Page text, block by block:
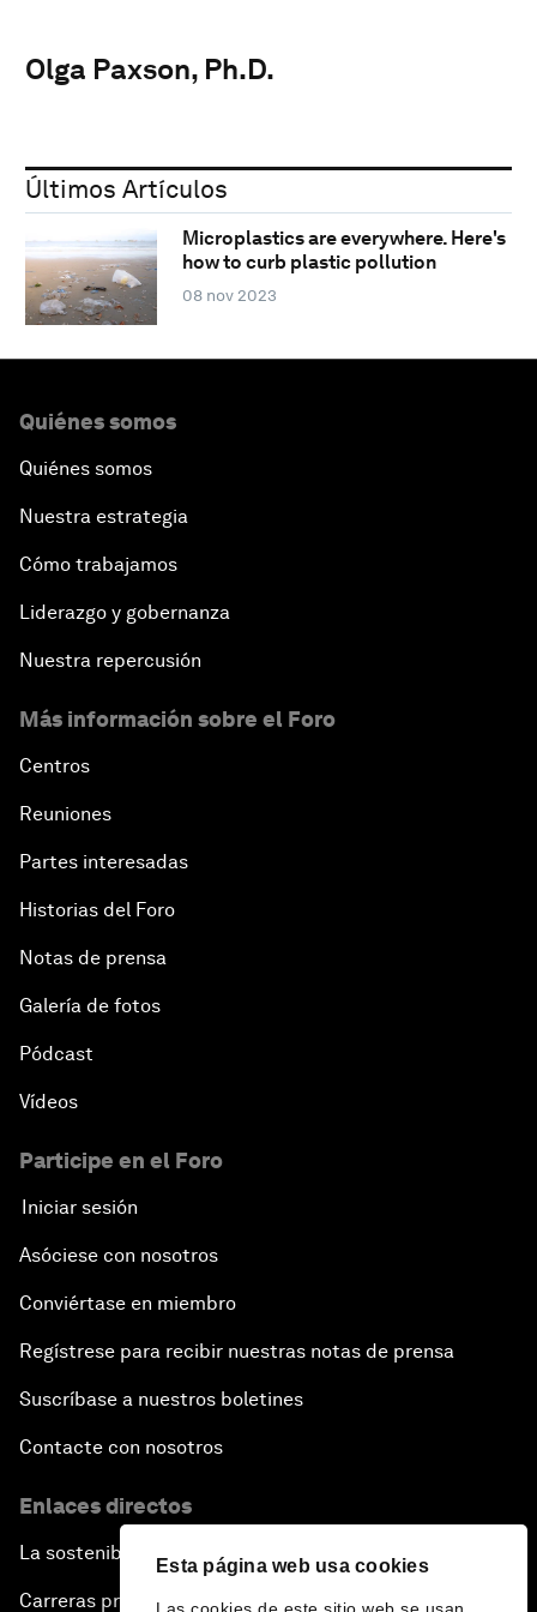
Esta página web usa cookies
Olga Paxson, Ph.D.
Últimos Artículos
Microplastics are everywhere. Here's
how to curb plastic pollution
08 nov 2023
Quiénes somos
Quiénes somos
Nuestra estrategia
Cómo trabajamos
Liderazgo y gobernanza
Nuestra repercusión
Más información sobre el Foro
Centros
Reuniones
Partes interesadas
Historias del Foro
Notas de prensa
Galería de fotos
Pódcast
Vídeos
Participe en el Foro
Iniciar sesión
Asóciese con nosotros
Conviértase en miembro
Regístrese para recibir nuestras notas de prensa
Suscríbase a nuestros boletines
Contacte con nosotros
Enlaces directos
La sostenibilidad en el Foro
Carreras profesionales